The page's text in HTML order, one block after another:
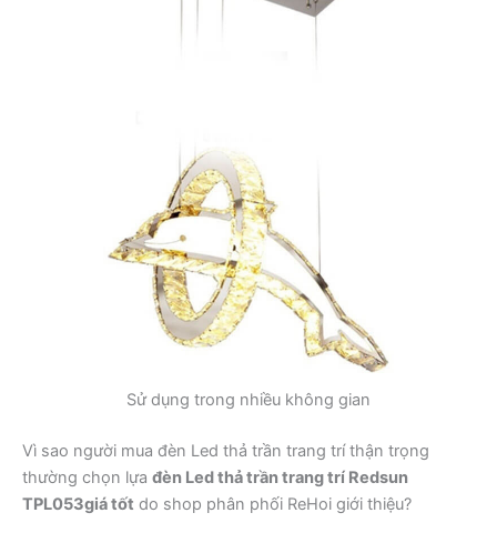
Sử dụng trong nhiều không gian
Vì sao người mua đèn Led thả trần trang trí thận trọng
thường chọn lựa đèn Led thả trần trang trí Redsun
TPL053giá tốt do shop phân phối ReHoi giới thiệu?